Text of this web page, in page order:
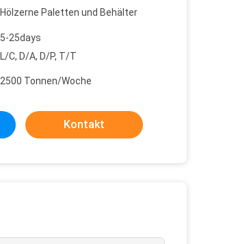
Hölzerne Paletten und Behälter
5-25days
L/C, D/A, D/P, T/T
2500 Tonnen/Woche
Kontakt